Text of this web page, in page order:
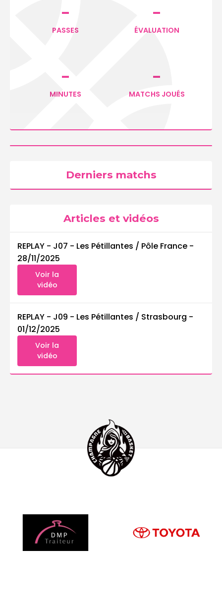
-
PASSES
-
ÉVALUATION
-
MINUTES
-
MATCHS JOUÉS
Derniers matchs
Articles et vidéos
REPLAY - J07 - Les Pétillantes / Pôle France -
28/11/2025
Voir la
vidéo
REPLAY - J09 - Les Pétillantes / Strasbourg -
01/12/2025
Voir la
vidéo